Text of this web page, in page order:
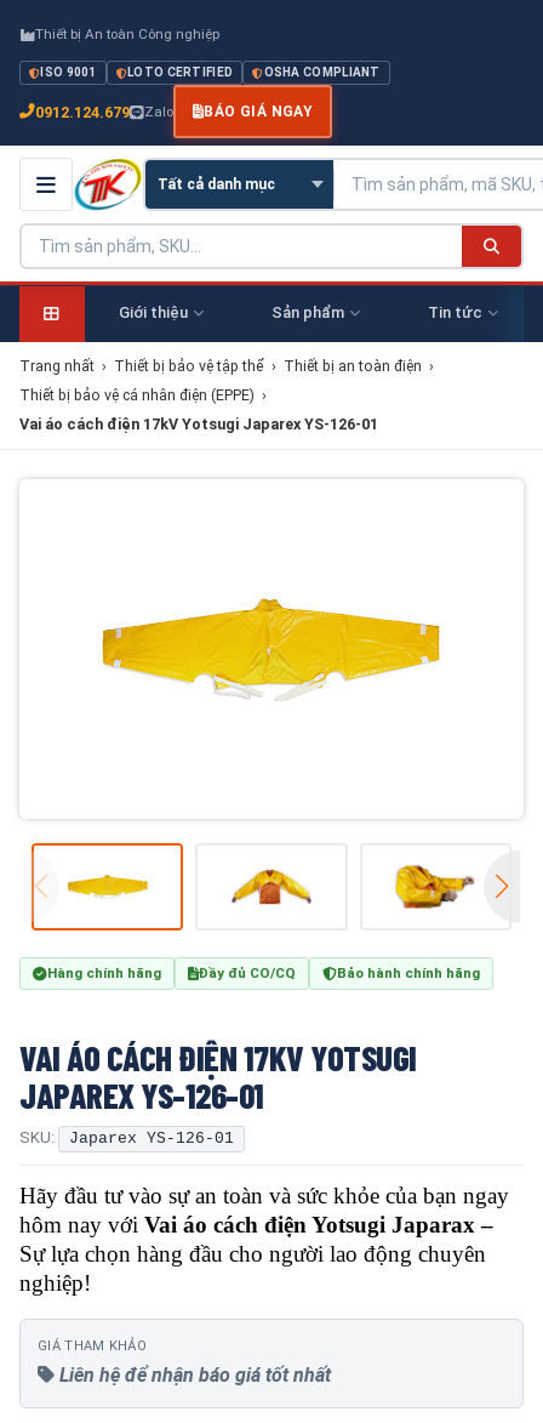
Thiết bị An toàn Công nghiệp
ISO 9001 LOTO CERTIFIED OSHA COMPLIANT
0912.124.679 Zalo BÁO GIÁ NGAY
Giới thiệu Sản phẩm Tin tức
Trang nhất › Thiết bị bảo vệ tập thể › Thiết bị an toàn điện ›
Thiết bị bảo vệ cá nhân điện (EPPE) ›
Vai áo cách điện 17kV Yotsugi Japarex YS-126-01
Hàng chính hãng Đầy đủ CO/CQ Bảo hành chính hãng
VAI ÁO CÁCH ĐIỆN 17KV YOTSUGI
JAPAREX YS-126-01
SKU: Japarex YS-126-01
Hãy đầu tư vào sự an toàn và sức khỏe của bạn ngay
hôm nay với Vai áo cách điện Yotsugi Japarax –
Sự lựa chọn hàng đầu cho người lao động chuyên
nghiệp!
GIÁ THAM KHẢO
Liên hệ để nhận báo giá tốt nhất